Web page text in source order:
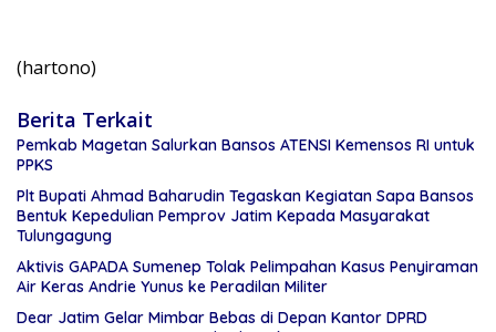
(hartono)
Berita Terkait
Pemkab Magetan Salurkan Bansos ATENSI Kemensos RI untuk
PPKS
Plt Bupati Ahmad Baharudin Tegaskan Kegiatan Sapa Bansos
Bentuk Kepedulian Pemprov Jatim Kepada Masyarakat
Tulungagung
Aktivis GAPADA Sumenep Tolak Pelimpahan Kasus Penyiraman
Air Keras Andrie Yunus ke Peradilan Militer
Dear Jatim Gelar Mimbar Bebas di Depan Kantor DPRD